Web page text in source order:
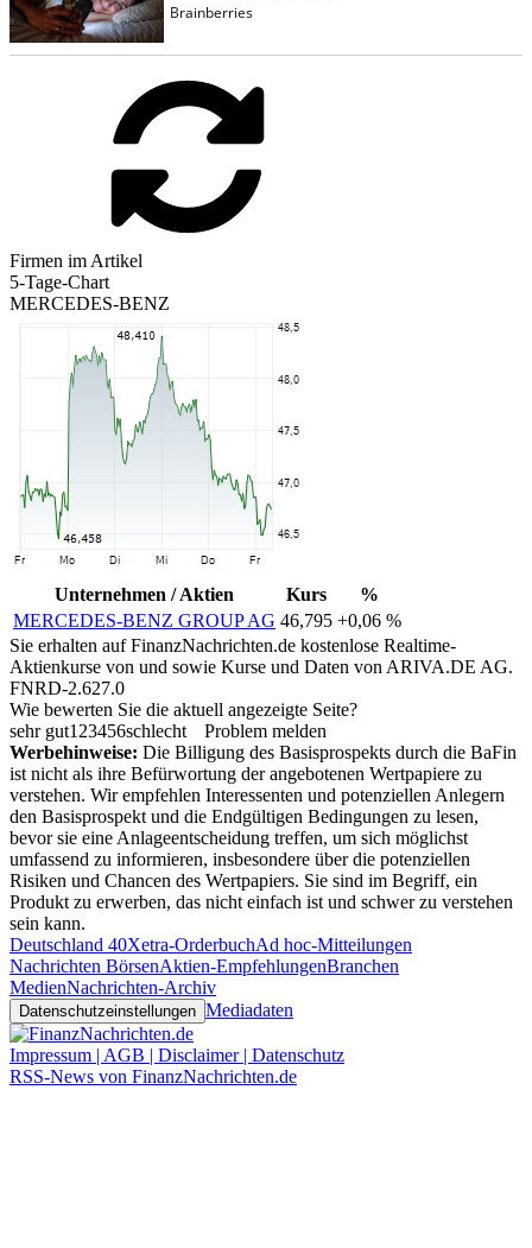
Firmen im Artikel
5-Tage-Chart
MERCEDES-BENZ
Unternehmen / Aktien Kurs
%
MERCEDES-BENZ GROUP AG 46,795 +0,06 %
Sie erhalten auf FinanzNachrichten.de kostenlose Realtime-
Aktienkurse von und sowie Kurse und Daten von ARIVA.DE AG.
FNRD-2.627.0
Wie bewerten Sie die aktuell angezeigte Seite?
sehr gut1 23456schlecht
Problem melden
Werbehinweise: Die Billigung des Basisprospekts durch die BaFin
ist nicht als ihre Befürwortung der angebotenen Wertpapiere zu
verstehen. Wir empfehlen Interessenten und potenziellen Anlegern
den Basisprospekt und die Endgültigen Bedingungen zu lesen,
bevor sie eine Anlageentscheidung treffen, um sich möglichst
umfassend zu informieren, insbesondere über die potenziellen
Risiken und Chancen des Wertpapiers. Sie sind im Begriff, ein
Produkt zu erwerben, das nicht einfach ist und schwer zu verstehen
sein kann.
Deutschland 40Xetra-OrderbuchAd hoc-Mitteilungen
Nachrichten BörsenAktien-EmpfehlungenBranchen
MedienNachrichten-Archiv
Datenschutzeinstellungen Mediadaten
Impressum | AGB | Disclaimer | Datenschutz
RSS-News von FinanzNachrichten.de